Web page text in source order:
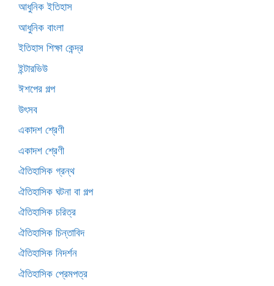
আধুনিক ইতিহাস
আধুনিক বাংলা
ইতিহাস শিক্ষা কেন্দ্র
ইন্টারভিউ
ঈশপের গল্প
উৎসব
একাদশ শ্রেণী
একাদশ শ্রেণী
ঐতিহাসিক গ্রন্থ
ঐতিহাসিক ঘটনা বা গল্প
ঐতিহাসিক চরিত্র
ঐতিহাসিক চিন্তাবিদ
ঐতিহাসিক নিদর্শন
ঐতিহাসিক প্রেমপত্র